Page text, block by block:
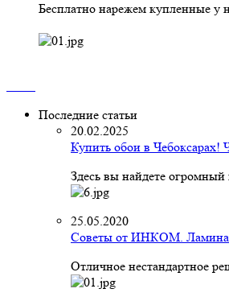
Бесплатно нарежем купленные у
Последние статьи
20.02.2025
Купить обои в Чебоксарах!
Здесь вы найдете
25.05.2020
Советы от ИНКОМ.
Отличное нестандартное